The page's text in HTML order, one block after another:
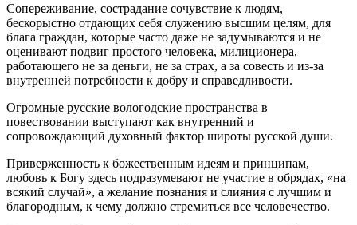
Сопереживание, сострадание сочувствие к людям,
бескорыстно отдающих себя служению высшим целям, для
блага граждан, которые часто даже не задумываются и не
оценивают подвиг простого человека, милиционера,
работающего не за деньги, не за страх, а за совесть и из-за
внутренней потребности к добру и справедливости.
Огромные русские вологодские пространства в
повествовании выступают как внутренний и
сопровождающий духовный фактор широты русской души.
Приверженность к божественным идеям и принципам,
любовь к Богу здесь подразумевают не участие в обрядах, «на
всякий случай», а желание познания и слияния с лучшим и
благородным, к чему должно стремиться все человечество.